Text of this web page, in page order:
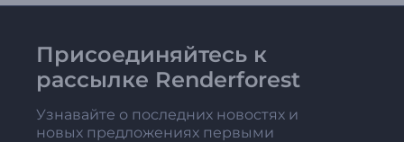
Присоединяйтесь к
рассылке Renderforest
Узнавайте о последних новостях и
новых предложениях первыми